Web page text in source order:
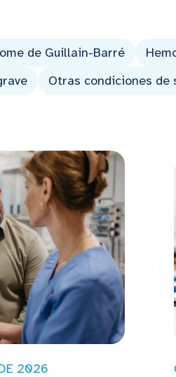
de Guillain-Barré
Otras condiciones de
2026